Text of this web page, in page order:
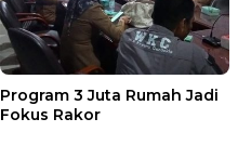
Program 3 Juta Rumah Jadi
Fokus Rakor